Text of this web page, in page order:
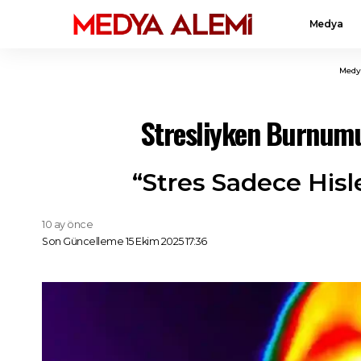
Medya
Stresliyken
“Stres Sadece
Son Güncelleme 15 Ekim 2025 17:36
10 ay önce